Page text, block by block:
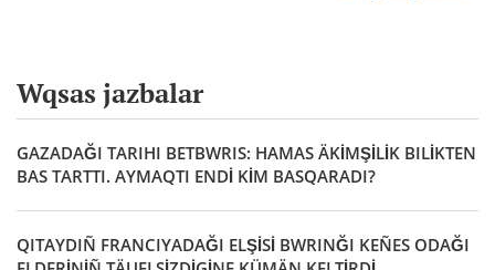
Wqsas jazbalar
GAZADAĞI TARIHI BETBWRIS: HAMAS ÄKİMŞİLİK BILİKTEN
BAS TARTTI. AYMAQTI ENDİ KİM BASQARADI?
QITAYDIÑ FRANCIYADAĞI ELŞİSİ BWRINĞI KEÑES ODAĞI